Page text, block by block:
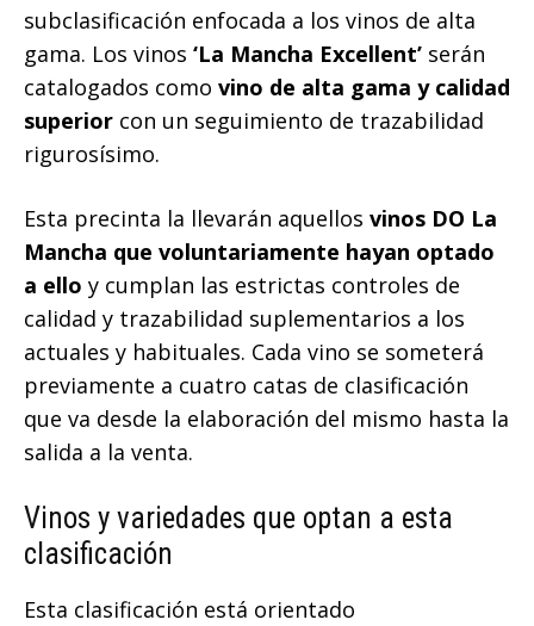
subclasificación enfocada a los vinos de alta
gama. Los vinos ‘La Mancha Excellent’ serán
catalogados como vino de alta gama y calidad
superior con un seguimiento de trazabilidad
rigurosísimo.
Esta precinta la llevarán aquellos vinos DO La
Mancha que voluntariamente hayan optado
a ello y cumplan las estrictas controles de
calidad y trazabilidad suplementarios a los
actuales y habituales. Cada vino se someterá
previamente a cuatro catas de clasificación
que va desde la elaboración del mismo hasta la
salida a la venta.
Vinos y variedades que optan a esta
clasificación
Esta clasificación está orientado